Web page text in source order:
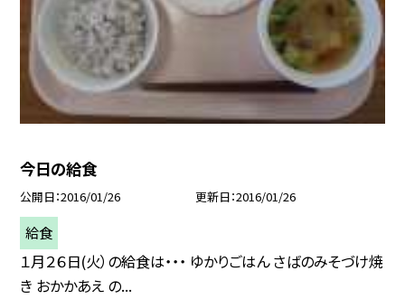
今日の給食
公開日 2016/01/26 更新日 2016/01/26
給食
１月２６日(火）の給食は・・・ ゆかりごはん さばのみそづけ焼
き おかかあえ の...